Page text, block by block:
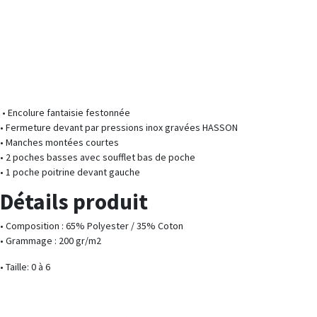
• Encolure fantaisie festonnée
• Fermeture devant par pressions inox gravées HASSON
• Manches montées courtes
• 2 poches basses avec soufflet bas de poche
• 1 poche poitrine devant gauche
Détails produit
• Composition : 65% Polyester / 35% Coton
• Grammage : 200 gr/m2
• Taille: 0 à 6